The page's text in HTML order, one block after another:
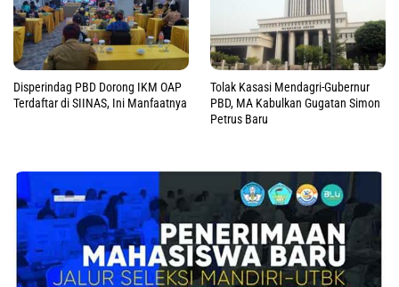
Disperindag PBD Dorong IKM OAP
Terdaftar di SIINAS, Ini Manfaatnya
Tolak Kasasi Mendagri-Gubernur
PBD, MA Kabulkan Gugatan Simon
Petrus Baru